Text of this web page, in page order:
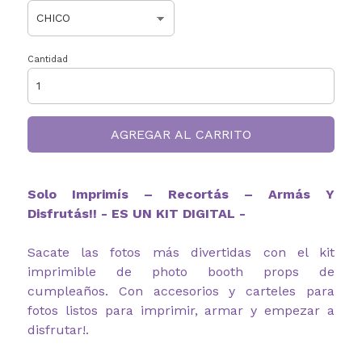
Cantidad
AGREGAR AL CARRITO
Solo Imprimís – Recortás – Armás Y
Disfrutás!! - ES UN KIT DIGITAL -
Sacate las fotos más divertidas con el kit
imprimible de photo booth props de
cumpleaños. Con accesorios y carteles para
fotos listos para imprimir, armar y empezar a
disfrutar!.